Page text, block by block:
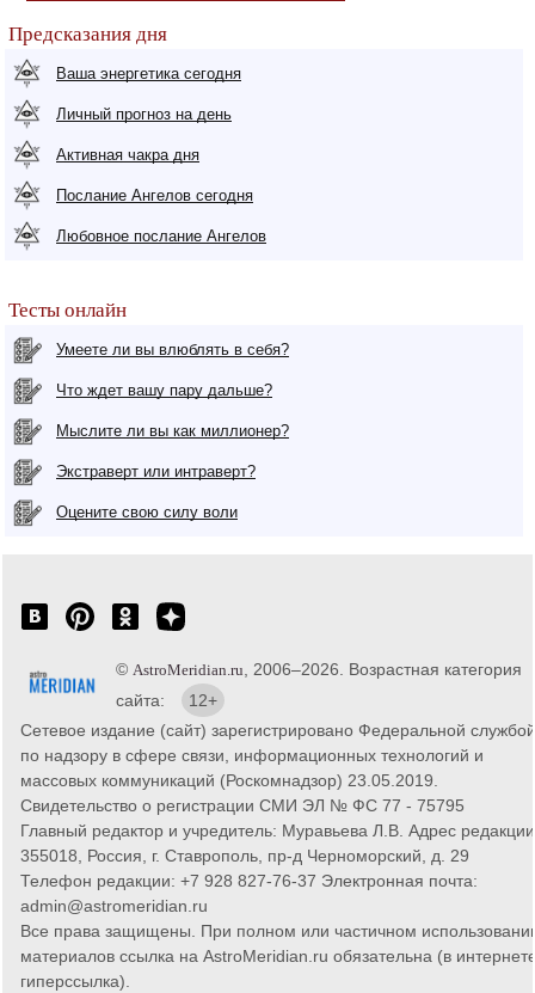
Предсказания дня
Ваша энергетика сегодня
Личный прогноз на день
Активная чакра дня
Послание Ангелов сегодня
Любовное послание Ангелов
Тесты онлайн
Умеете ли вы влюблять в себя?
Что ждет вашу пару дальше?
Мыслите ли вы как миллионер?
Экстраверт или интраверт?
Оцените свою силу воли
© AstroMeridian.ru , 2006–2026. Возрастная категория
сайта:
12+
Сетевое издание (сайт) зарегистрировано Федеральной службой
по надзору в сфере связи, информационных технологий и
массовых коммуникаций (Роскомнадзор) 23.05.2019.
Свидетельство о регистрации СМИ ЭЛ № ФС 77 - 75795
Главный редактор и учредитель: Муравьева Л.В. Адрес
355018, Россия, г. Ставрополь, пр-д Черноморский, д. 29
Телефон редакции: +7 928 827-76-37 Электронная почта:
admin@astromeridian.ru
Все права защищены. При полном или частичном
материалов ссылка на AstroMeridian.ru обязательна (в
гиперссылка).